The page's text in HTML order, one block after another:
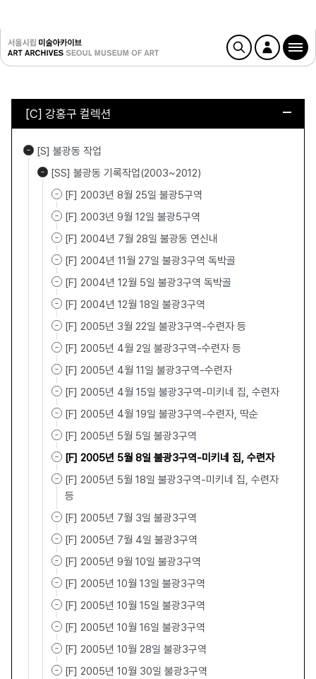
[C] 강홍구 컬렉션
[S] 불광동 작업
[SS] 불광동 기록작업(2003~2012)
[F] 2003년 8월 25일 불광5구역
[F] 2003년 9월 12일 불광5구역
[F] 2004년 7월 28일 불광동 연신내
[F] 2004년 11월 27일 불광3구역 독박골
[F] 2004년 12월 5일 불광3구역 독박골
[F] 2004년 12월 18일 불광3구역
[F] 2005년 3월 22일 불광3구역-수련자 등
[F] 2005년 4월 2일 불광3구역-수련자 등
[F] 2005년 4월 11일 불광3구역-수련자
[F] 2005년 4월 15일 불광3구역-미키네 집, 수련자
[F] 2005년 4월 19일 불광3구역-수련자, 딱순
[F] 2005년 5월 5일 불광3구역
[F] 2005년 5월 8일 불광3구역-미키네 집, 수련자
[F] 2005년 5월 18일 불광3구역-미키네 집, 수련자
등
[F] 2005년 7월 3일 불광3구역
[F] 2005년 7월 4일 불광3구역
[F] 2005년 9월 10일 불광3구역
[F] 2005년 10월 13일 불광3구역
[F] 2005년 10월 15일 불광3구역
[F] 2005년 10월 16일 불광3구역
[F] 2005년 10월 28일 불광3구역
[F] 2005년 10월 30일 불광3구역